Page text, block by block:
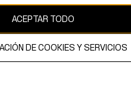
protegido por copyright y es
AB.
ACEPTAR TODO
DE COOKIES Y SERVICIOS